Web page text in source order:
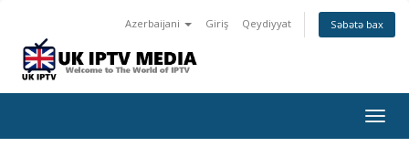
Azerbaijani Giriş Qeydiyyat Səbətə bax